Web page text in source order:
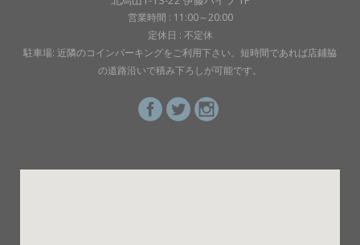
営業時間 : 11:00～20:00
定休日 : 不定休
駐車場: 近隣のコインパーキングをご利用下さい。短時間であれば店鋪脇
の道路沿いで積み下ろしが可能です。